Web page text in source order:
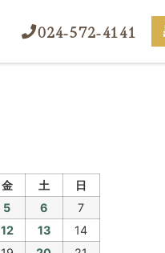
024-572-4141
金 土
日
5 6
7
12 13
14